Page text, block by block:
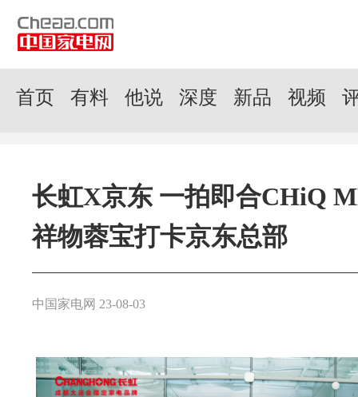
首页 有料 他说 深度 新品 视频
长虹X京东 一拍即合CHiQ
祥物蓉宝打卡京东总部
中国家电网 23-08-03